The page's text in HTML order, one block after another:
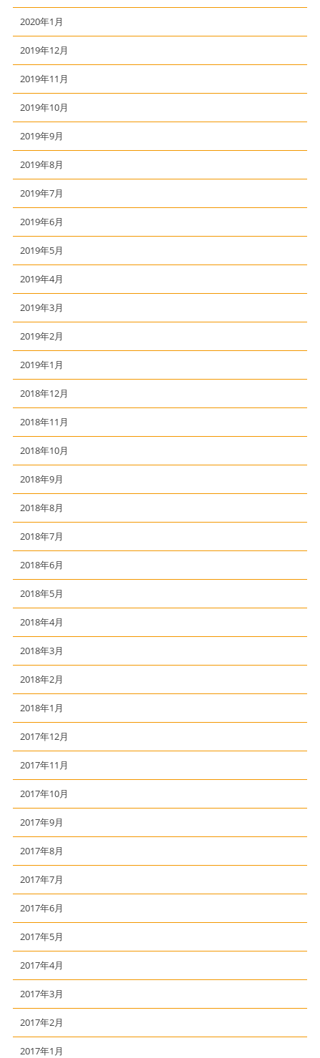
2020年1月
2019年12月
2019年11月
2019年10月
2019年9月
2019年8月
2019年7月
2019年6月
2019年5月
2019年4月
2019年3月
2019年2月
2019年1月
2018年12月
2018年11月
2018年10月
2018年9月
2018年8月
2018年7月
2018年6月
2018年5月
2018年4月
2018年3月
2018年2月
2018年1月
2017年12月
2017年11月
2017年10月
2017年9月
2017年8月
2017年7月
2017年6月
2017年5月
2017年4月
2017年3月
2017年2月
2017年1月